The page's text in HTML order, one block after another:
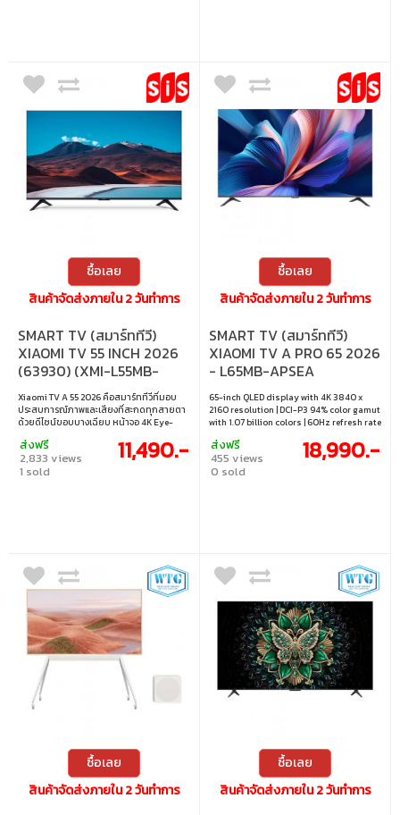
ซื้อเลย
สินค้าจัดส่งภายใน 2 วันทำการ
SMART TV (สมาร์ททีวี)
XIAOMI TV 55 INCH 2026
(63930) (XMI-L55MB-
ASEA)
Xiaomi TV A 55 2026 คือสมาร์ททีวีที่มอบ
ประสบการณ์ภาพและเสียงที่สะกดทุกสายตา
ด้วยดีไซน์ขอบบางเฉียบ หน้าจอ 4K Eye-
สายตา และระบบเสียงคุณภาพสูงจาก Dolby
และ DTS พร้อมใช้งาน Google TV ที่เรียบง่าย
และครบครัน • ขนาดจอ : 55 นิ้ว • ความละเอียด
ส่งฟรี
2,833 views
1 sold
11,490.-
ซื้อเลย
สินค้าจัดส่งภายใน 2 วันทำการ
SMART TV (สมาร์ททีวี)
XIAOMI TV A PRO 65 2026
- L65MB-APSEA
65-inch QLED display with 4K 3840 x
2160 resolution | DCI-P3 94% color gamut
with 1.07 billion colors | 60Hz refresh rate
120Hz | Supports HDR10+, HLG, Filmmaker,
Dolby Audio and DTS:X | Google TV with 2
x 10W Speaker, 3 x HDMI 2.1 and 1 x USB 2.0
ส่งฟรี
455 views
0 sold
18,990.-
ซื้อเลย
สินค้าจัดส่งภายใน 2 วันทำการ
ซื้อเลย
สินค้าจัดส่งภายใน 2 วันทำการ